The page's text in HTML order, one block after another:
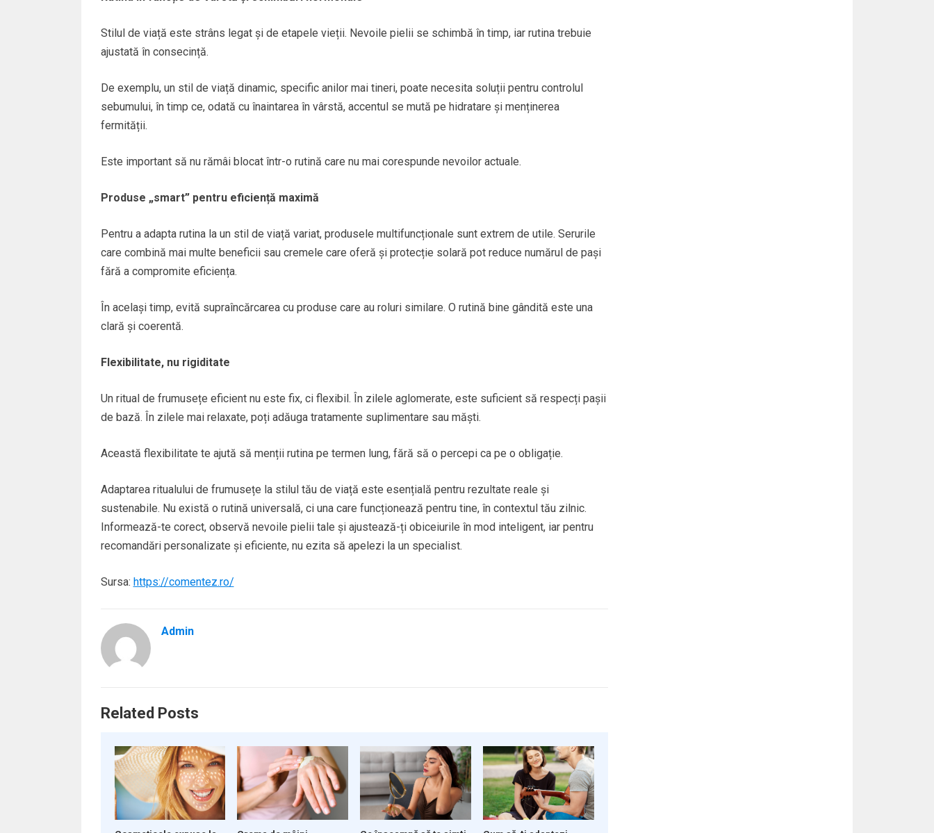
Stilul de viață este strâns legat și de etapele vieții. Nevoile pielii se schimbă în timp, iar rutina trebuie
ajustată în consecință.
De exemplu, un stil de viață dinamic, specific anilor mai tineri, poate necesita soluții pentru controlul
sebumului, în timp ce, odată cu înaintarea în vârstă, accentul se mută pe hidratare și menținerea
fermității.
Este important să nu rămâi blocat într-o rutină care nu mai corespunde nevoilor actuale.
Produse „smart” pentru eficiență maximă
Pentru a adapta rutina la un stil de viață variat, produsele multifuncționale sunt extrem de utile. Serurile
care combină mai multe beneficii sau cremele care oferă și protecție solară pot reduce numărul de pași
fără a compromite eficiența.
În același timp, evită supraîncărcarea cu produse care au roluri similare. O rutină bine gândită este una
clară și coerentă.
Flexibilitate, nu rigiditate
Un ritual de frumusețe eficient nu este fix, ci flexibil. În zilele aglomerate, este suficient să respecți pașii
de bază. În zilele mai relaxate, poți adăuga tratamente suplimentare sau măști.
Această flexibilitate te ajută să menții rutina pe termen lung, fără să o percepi ca pe o obligație.
Adaptarea ritualului de frumusețe la stilul tău de viață este esențială pentru rezultate reale și
sustenabile. Nu există o rutină universală, ci una care funcționează pentru tine, în contextul tău zilnic.
Informează-te corect, observă nevoile pielii tale și ajustează-ți obiceiurile în mod inteligent, iar pentru
recomandări personalizate și eficiente, nu ezita să apelezi la un specialist.
Sursa: https://comentez.ro/
Admin
Related Posts